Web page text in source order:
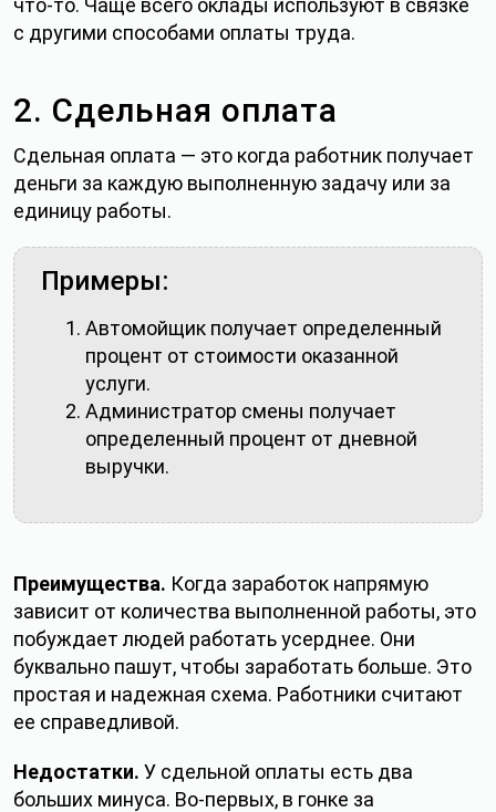
что‑то. Чаще всего оклады используют в связке
с другими способами оплаты труда.
2. Сдельная оплата
Сдельная оплата — это когда работник получает
деньги за каждую выполненную задачу или за
единицу работы.
Примеры:
Автомойщик получает определенный
процент от стоимости оказанной
услуги.
Администратор смены получает
определенный процент от дневной
выручки.
Преимущества. Когда заработок напрямую
зависит от количества выполненной работы, это
побуждает людей работать усерднее. Они
буквально пашут, чтобы заработать больше. Это
простая и надежная схема. Работники считают
ее справедливой.
Недостатки. У сдельной оплаты есть два
больших минуса. Во‑первых, в гонке за